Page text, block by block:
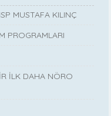
MUSTAFA KILINÇ
PROGRAMLARI
İLK DAHA NÖRO